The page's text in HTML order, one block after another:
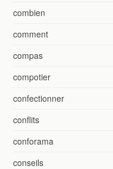
combien
comment
compas
compotier
confectionner
conflits
conforama
conseils